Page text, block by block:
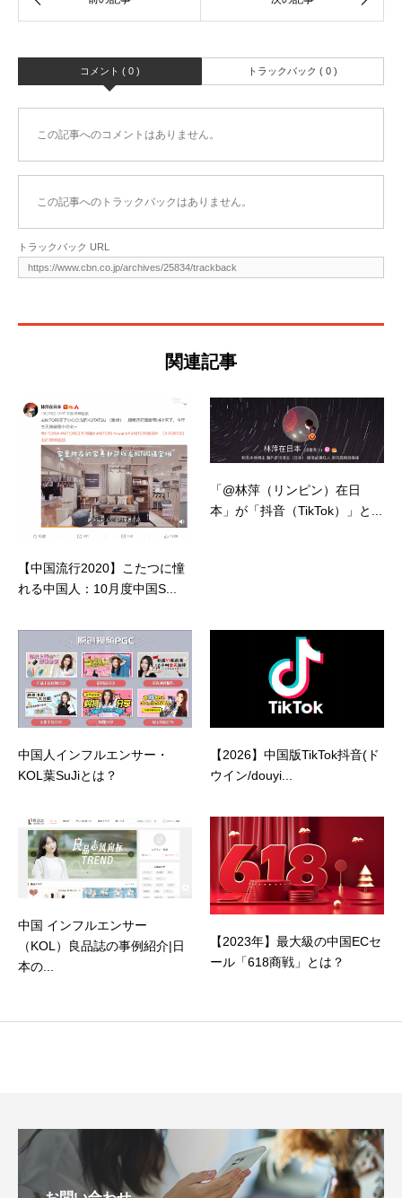
コメント ( 0 ) トラックバック ( 0 )
この記事へのコメントはありません。
この記事へのトラックバックはありません。
トラックバック URL
関連記事
【中国流行2020】こたつに憧
れる中国人：10月度中国S...
「@林萍（リンピン）在日
本」が「抖音（TikTok）」と...
中国人インフルエンサー・
KOL葉SuJiとは？
【2026】中国版TikTok抖音(ド
ウイン/douyi...
中国 インフルエンサー
（KOL）良品誌の事例紹介|日
本の...
【2023年】最大級の中国ECセ
ール「618商戦」とは？